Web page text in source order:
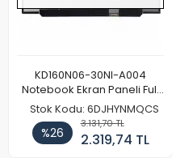
KD160N06-30NI-A004
Notebook Ekran Paneli Full
HD
Stok Kodu: 6DJHYNMQCS
%26
3.131,70 TL
2.319,74 TL